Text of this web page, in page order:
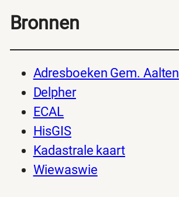
Bronnen
Adresboeken Gem. Aalten
Delpher
ECAL
HisGIS
Kadastrale kaart
Wiewaswie